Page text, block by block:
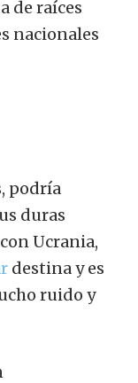
de raíces
nacionales
podría
duras
Ucrania,
destina y es
ruido y